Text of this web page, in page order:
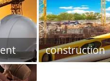
construction